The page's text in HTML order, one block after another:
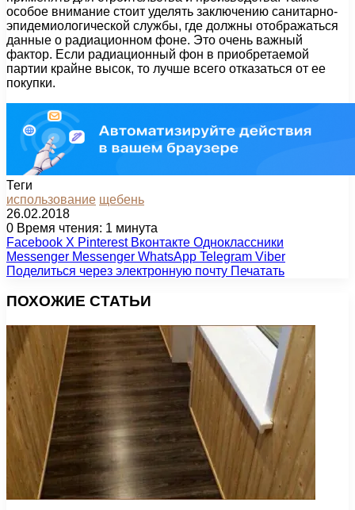
особое внимание стоит уделять заключению санитарно-
эпидемиологической службы, где должны отображаться
данные о радиационном фоне. Это очень важный
фактор. Если радиационный фон в приобретаемой
партии крайне высок, то лучше всего отказаться от ее
покупки.
Теги
использование щебень
26.02.2018
0 Время чтения: 1 минута
Facebook X Pinterest Вконтакте Одноклассники
Messenger Messenger WhatsApp Telegram Viber
Поделиться через электронную почту Печатать
ПОХОЖИЕ СТАТЬИ